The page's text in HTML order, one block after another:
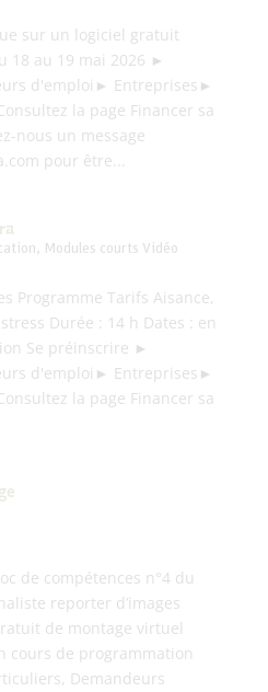
sur un logiciel gratuit
18 au 19 mai 2026 ►
d'emploi► Entreprises►
la page Financer sa
nous un message
pour être...
, Modules courts Vidéo
Programme Tarifs Aisance,
Durée : 14 h Dates : en
Se préinscrire ►
d'emploi► Entreprises►
la page Financer sa
de compétences n°4 du
reporter d’images
de montage virtuel
cours de programmation
Demandeurs